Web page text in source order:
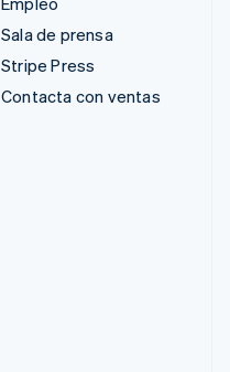
Sala de prensa
Stripe Press
Contacta con ventas